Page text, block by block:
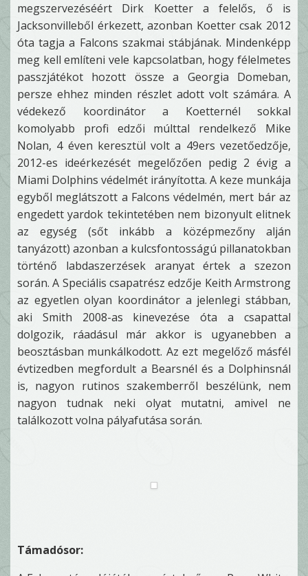
megszervezéséért Dirk Koetter a felelős, ő is
Jacksonvilleből érkezett, azonban Koetter csak 2012
óta tagja a Falcons szakmai stábjának. Mindenképp
meg kell említeni vele kapcsolatban, hogy félelmetes
passzjátékot hozott össze a Georgia Domeban,
persze ehhez minden részlet adott volt számára. A
védekező koordinátor a Koetternél sokkal
komolyabb profi edzői múlttal rendelkező Mike
Nolan, 4 éven keresztül volt a 49ers vezetőedzője,
2012-es ideérkezését megelőzően pedig 2 évig a
Miami Dolphins védelmét irányította. A keze munkája
egyből meglátszott a Falcons védelmén, mert bár az
engedett yardok tekintetében nem bizonyult elitnek
az egység (sőt inkább a középmezőny alján
tanyázott) azonban a kulcsfontosságú pillanatokban
történő labdaszerzések aranyat értek a szezon
során. A Speciális csapatrész edzője Keith Armstrong
az egyetlen olyan koordinátor a jelenlegi stábban,
aki Smith 2008-as kinevezése óta a csapattal
dolgozik, ráadásul már akkor is ugyanebben a
beosztásban munkálkodott. Az ezt megelőző másfél
évtizedben megfordult a Bearsnél és a Dolphinsnál
is, nagyon rutinos szakemberről beszélünk, nem
nagyon tudnak neki olyat mutatni, amivel ne
találkozott volna pályafutása során.
Támadósor: